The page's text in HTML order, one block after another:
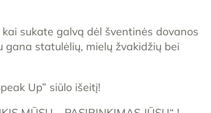
sukate galvą dėl šventinės dovanos
gana statulėlių, mielų žvakidžių bei
Up” siūlo išeitį!